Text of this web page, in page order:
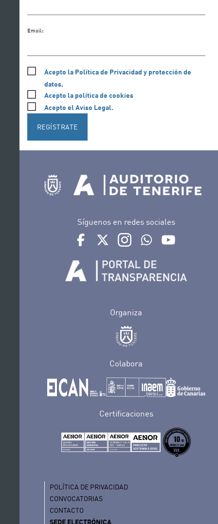
Email:
Acepto la Política de Privacidad y protección de
datos.
Acepto la política de cookies
Acepto el Aviso Legal.
REGÍSTRATE
Síguenos en redes sociales
Ir a perfil de Auditorio de Tenerife en
Ir a perfil de Auditorio de Tenerife
Ir a perfil de Auditorio de
Ir al Boletín
Organiza
Colabora
Certificaciones
POLÍTICA DE PRIVACIDAD
CONVOCATORIAS
CONTACTO
SEDE ELECTRÓNICA